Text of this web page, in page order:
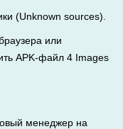
(Unknown sources).
или
APK-файл 4 Images
менеджер на